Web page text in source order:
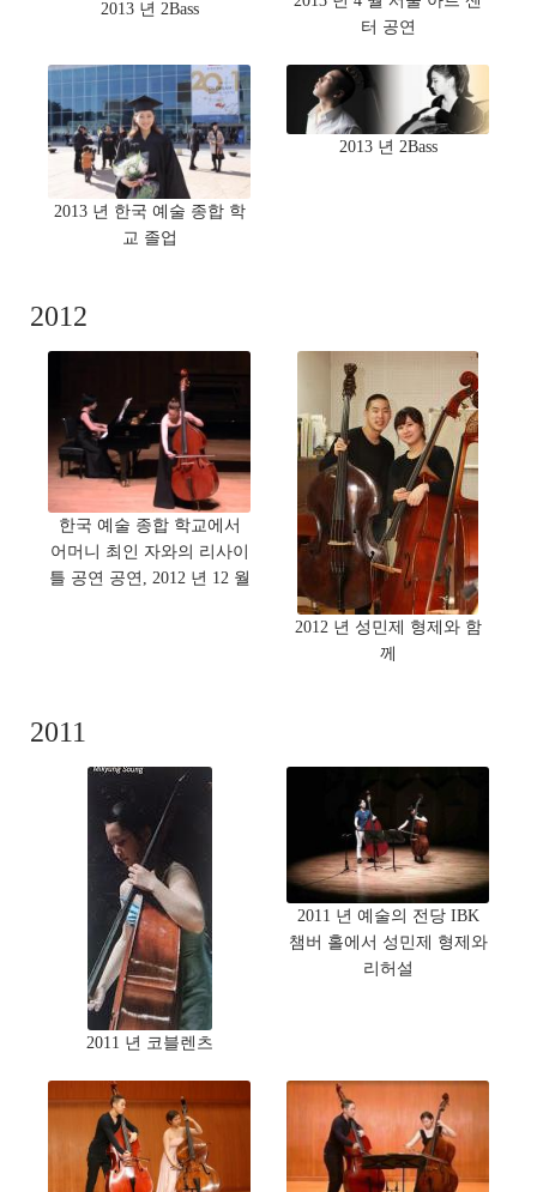
2013 년 2Bass
터 공연
2013 년 한국 예술 종합 학
교 졸업
2013 년 2Bass
2012
한국 예술 종합 학교에서
어머니 최인 자와의 리사이
틀 공연 공연, 2012 년 12 월
2012 년 성민제 형제와 함
께
2011
2011 년 코블렌츠
2011 년 예술의 전당 IBK
챔버 홀에서 성민제 형제와
리허설